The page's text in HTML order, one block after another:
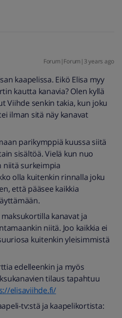
Forum|Forum|3 years ago
kaapelissa. Eikö Elisa myy
kautta kanavia? Olen kyllä
Viihde senkin takia, kun joku
ilman sitä näy kanavat
parikymppiä kuussa siitä
sisältöä. Vielä kun nuo
surkeimpia
olla kuitenkin rinnalla joku
että pääsee kaikkia
kanavat ja
niitä. Joo kaikkia ei
kuitenkin yleisimmistä
edelleenkin ja myös
tilaus tapahtuu
elisaviihde.fi/
tv:stä ja kaapelikortista: